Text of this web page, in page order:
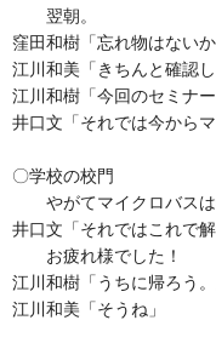
翌朝。
窪田和樹「忘れ物はないか
江川和美「きちんと確認し
江川和樹「今回のセミナ
井口文「それでは今から
〇学校の校門
やがてマイクロバスは
井口文「それではこれで
お疲れ様でした！
江川和樹「うちに帰ろう
江川和美「そうね」